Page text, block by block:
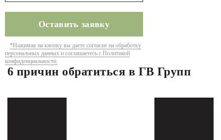
*Нажимая на кнопку вы даете согласие на обработку
персональных данных и соглашаетесь с Политикой
конфиденциальности.
6 причин обратиться в ГВ Групп